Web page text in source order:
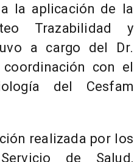
la aplicación de la
Trazabilidad y
a cargo del Dr.
con el
del Cesfam
realizada por los
de Salud,